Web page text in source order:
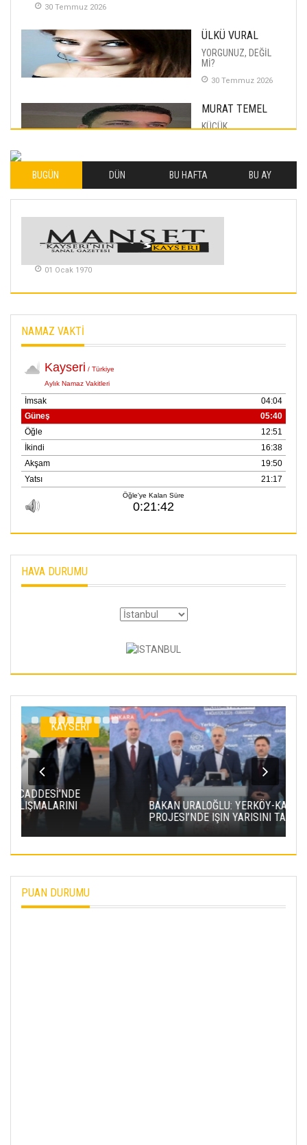
30 Temmuz 2026
ÜLKÜ VURAL
YORGUNUZ, DEĞİL
Mİ?
30 Temmuz 2026
MURAT TEMEL
KÜÇÜK
İLHAN YILMAZ
SOFRADA AYRIMCILIK
METİN ERTEM
YAŞANANLAR!
Merve Şimşek
İlgi Alanlarımız ve Biz
02 Ekim 2025
puana Ulaştı
01 Mayis 2026
BUGÜN DÜN BU HAFTA BU AY
01 Ocak 1970
NAMAZ VAKTİ
HAVA DURUMU
KAYSERI
BAKAN URALOĞLU: YERKÖY-KAYSERI YHT
PROJESI’NDE IŞIN YARISINI TAMAMLADIK
PUAN DURUMU